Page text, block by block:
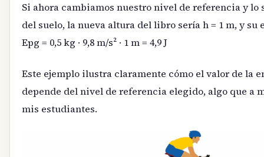
Si ahora cambiamos nuestro nivel de referencia y lo
del suelo, la nueva altura del libro sería h = 1 m, y su
Epg = 0,5 kg · 9,8 m/s² · 1 m = 4,9 J
Este ejemplo ilustra claramente cómo el valor de la
depende del nivel de referencia elegido, algo que a
mis estudiantes.